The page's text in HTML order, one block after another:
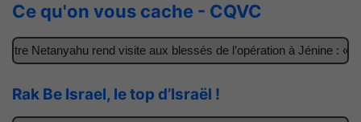
Ce qu'on vous cache - CQVC
Netanyahu rend visite aux blessés de l’opération à Jénine : «
Rak Be Israel, le top d’Israël !